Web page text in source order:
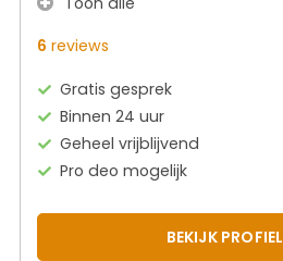
6 reviews
Gratis gesprek
Binnen 24 uur
Geheel vrijblijvend
Pro deo mogelijk
BEKIJK PROFIEL